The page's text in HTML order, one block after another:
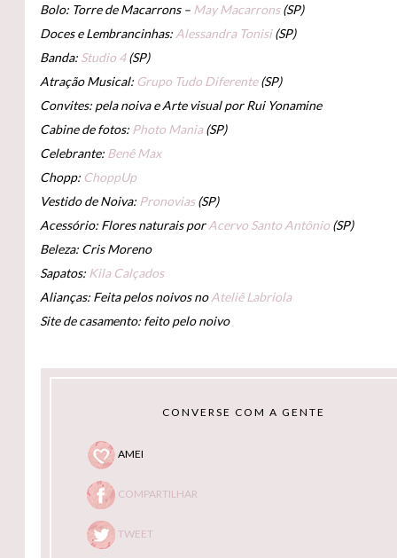
Bolo: Torre de Macarrons – May Macarrons(SP)
Doces e Lembrancinhas: Alessandra Tonisi(SP)
Banda: Studio 4(SP)
Atração Musical: Grupo Tudo Diferente(SP)
Convites: pela noiva e Arte visual por Rui Yonamine
Cabine de fotos: Photo Mania(SP)
Celebrante: Benê Max
Chopp: ChoppUp
Vestido de Noiva: Pronovias(SP)
Acessório: Flores naturais porAcervo Santo Antônio (SP)
Beleza: Cris Moreno
Sapatos: Kila Calçados
Alianças: Feita pelos noivos noAteliê Labriola
Site de casamento: feito pelo noivo
CONVERSE COM A GENTE
AMEI
COMPARTILHAR
TWEET